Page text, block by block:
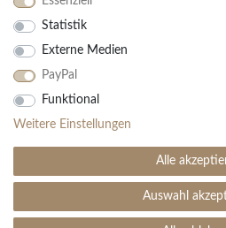
Ihre Vorteile
30 Tage Rückgaberecht
Große Auswahl
Kauf auf Rechnung
Einfache Auftragsverfolgung
Statistik
Externe Medien
PayPal
Funktional
Weitere Einstellungen
Alle
Auswahl
SEHR GUT (4.99 / 5)